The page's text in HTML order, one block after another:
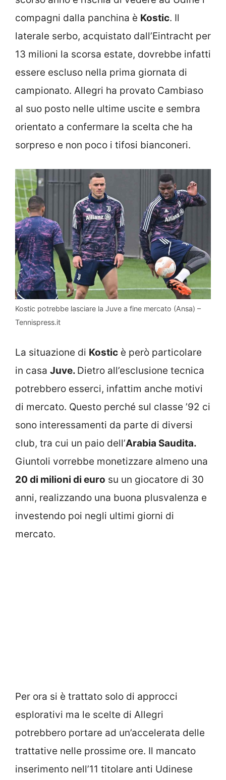
compagni dalla panchina è Kostic. Il
laterale serbo, acquistato dall’Eintracht per
13 milioni la scorsa estate, dovrebbe infatti
essere escluso nella prima giornata di
campionato. Allegri ha provato Cambiaso
al suo posto nelle ultime uscite e sembra
orientato a confermare la scelta che ha
sorpreso e non poco i tifosi bianconeri.
Kostic potrebbe lasciare la Juve a fine mercato (Ansa) –
Tennispress.it
La situazione di Kostic è però particolare
in casa Juve. Dietro all’esclusione tecnica
potrebbero esserci, infattim anche motivi
di mercato. Questo perché sul classe ’92 ci
sono interessamenti da parte di diversi
club, tra cui un paio dell’Arabia Saudita.
Giuntoli vorrebbe monetizzare almeno una
20 di milioni di euro su un giocatore di 30
anni, realizzando una buona plusvalenza e
investendo poi negli ultimi giorni di
mercato.
Per ora si è trattato solo di approcci
esplorativi ma le scelte di Allegri
potrebbero portare ad un’accelerata delle
trattative nelle prossime ore. Il mancato
inserimento nell’11 titolare anti Udinese